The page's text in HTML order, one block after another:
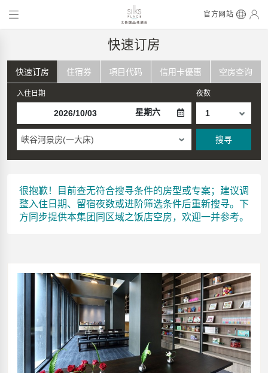
官方网站
快速订房
快速订房 住宿券 項目代码 信用卡優惠 空房查询
入住日期
星期六
夜数
峡谷河景房(一大床) 搜寻
很抱歉！目前查无符合搜寻条件的房型或专案；建议调
整入住日期、留宿夜数或进阶筛选条件后重新搜寻。下
方同步提供本集团同区域之饭店空房，欢迎一并参考。